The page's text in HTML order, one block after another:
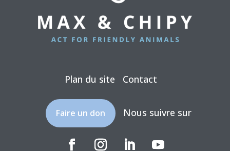
Plan du site Contact
Faire un don Nous suivre sur